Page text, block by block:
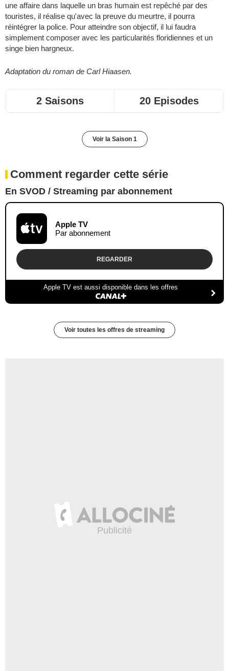
une affaire dans laquelle un bras humain est repêché par des
touristes, il réalise qu'avec la preuve du meurtre, il pourra
réintégrer la police. Pour atteindre son objectif, il lui faudra
simplement composer avec les particularités floridiennes et un
singe bien hargneux.
Adaptation du roman de Carl Hiaasen.
2 Saisons 20 Episodes
Voir la Saison 1
Comment regarder cette série
En SVOD / Streaming par abonnement
Apple TV
Par abonnement
REGARDER
Apple TV est aussi disponible dans les offres
Voir toutes les offres de streaming